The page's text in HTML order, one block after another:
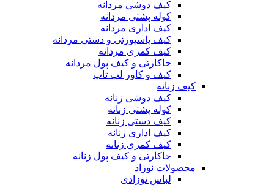
کیف دوشی مردانه
کوله پشتی مردانه
کیف اداری مردانه
کیف پاسپورتی و دستی مردانه
کیف کمری مردانه
جاکارتی و کیف پول مردانه
کیف و کاور لپ تاپ
کیف زنانه
کیف دوشی زنانه
کوله پشتی زنانه
کیف دستی زنانه
کیف اداری زنانه
کیف کمری زنانه
جاکارتی و کیف پول زنانه
محصولات نوزاد
لباس نوزادی